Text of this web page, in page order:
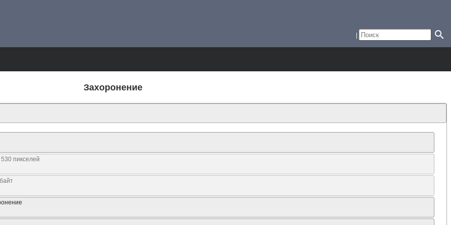
Захоронение
пикселей